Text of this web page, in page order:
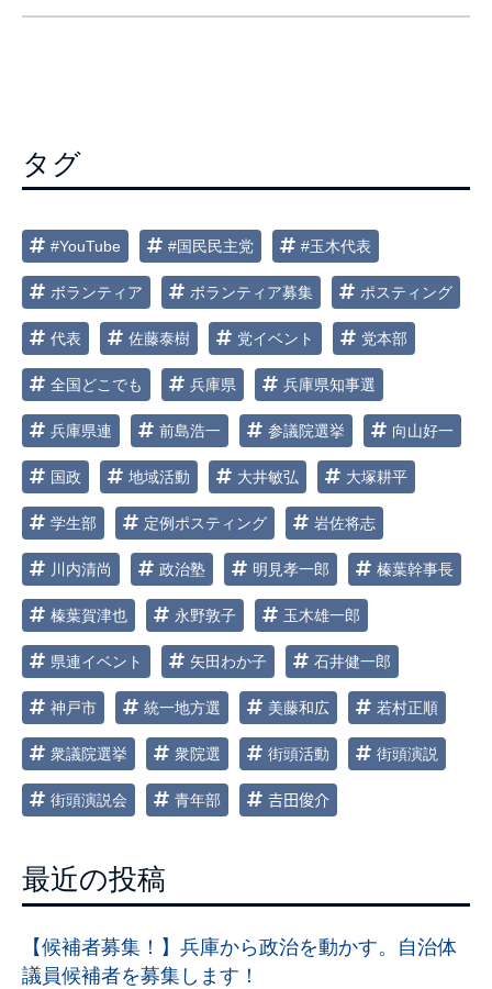
稿
ー
シ
ン
タグ
#YouTube #国民民主党 #玉木代表
ボランティア ボランティア募集 ポスティング
代表 佐藤泰樹 党イベント 党本部
全国どこでも 兵庫県 兵庫県知事選
兵庫県連 前島浩一 参議院選挙 向山好一
国政 地域活動 大井敏弘 大塚耕平
学生部 定例ポスティング 岩佐将志
川内清尚 政治塾 明見孝一郎 榛葉幹事長
榛葉賀津也 永野敦子 玉木雄一郎
県連イベント 矢田わか子 石井健一郎
神戸市 統一地方選 美藤和広 若村正順
衆議院選挙 衆院選 街頭活動 街頭演説
街頭演説会 青年部 𠮷田俊介
最近の投稿
【候補者募集！】兵庫から政治を動かす。自治体
議員候補者を募集します！